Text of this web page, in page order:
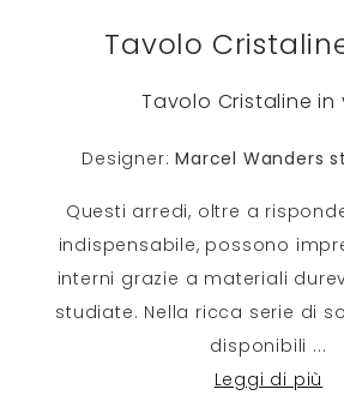
Tavolo
Tavolo Cristaline in
Designer:Marcel Wanders
Questi arredi, oltre a
indispensabile, possono
interni grazie a materiali
studiate. Nella ricca serie di
disponibili ...
Leggi di più